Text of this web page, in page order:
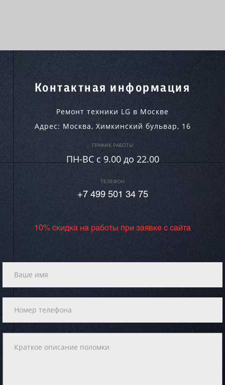
Контактная информация
Ремонт техники LG в Москве
Адрес: Москва, Химкинский бульвар, 16
ГРАФИК РАБОТЫ
ПН-ВC c 9.00 до 22.00
ТЕЛЕФОН
+7 499 501 34 75
10% скидка на работы при заявке с сайта